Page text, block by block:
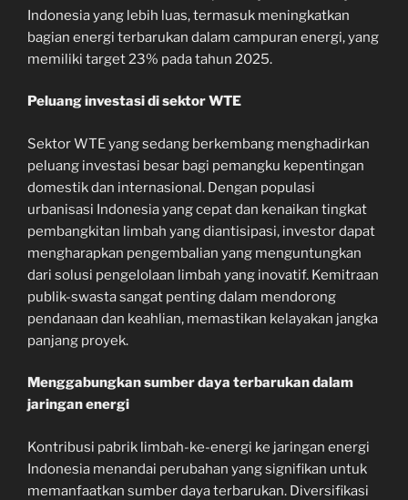
Indonesia yang lebih luas, termasuk meningkatkan
bagian energi terbarukan dalam campuran energi, yang
memiliki target 23% pada tahun 2025.
Peluang investasi di sektor WTE
Sektor WTE yang sedang berkembang menghadirkan
peluang investasi besar bagi pemangku kepentingan
domestik dan internasional. Dengan populasi
urbanisasi Indonesia yang cepat dan kenaikan tingkat
pembangkitan limbah yang diantisipasi, investor dapat
mengharapkan pengembalian yang menguntungkan
dari solusi pengelolaan limbah yang inovatif. Kemitraan
publik-swasta sangat penting dalam mendorong
pendanaan dan keahlian, memastikan kelayakan jangka
panjang proyek.
Menggabungkan sumber daya terbarukan dalam
jaringan energi
Kontribusi pabrik limbah-ke-energi ke jaringan energi
Indonesia menandai perubahan yang signifikan untuk
memanfaatkan sumber daya terbarukan. Diversifikasi